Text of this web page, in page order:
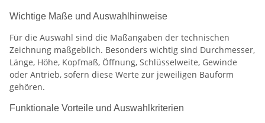
Wichtige Maße und Auswahlhinweise
Für die Auswahl sind die Maßangaben der technischen
Zeichnung maßgeblich. Besonders wichtig sind Durchmesser,
Länge, Höhe, Kopfmaß, Öffnung, Schlüsselweite, Gewinde
oder Antrieb, sofern diese Werte zur jeweiligen Bauform
gehören.
Funktionale Vorteile und Auswahlkriterien